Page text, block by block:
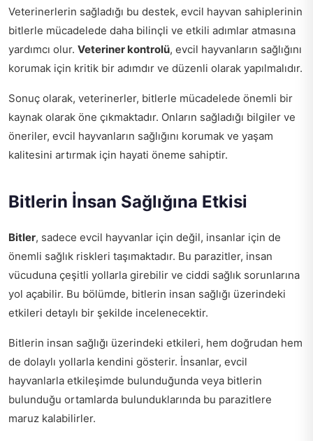
Veterinerlerin sağladığı bu destek, evcil hayvan sahiplerinin
bitlerle mücadelede daha bilinçli ve etkili adımlar atmasına
yardımcı olur. Veteriner kontrolü, evcil hayvanların sağlığını
korumak için kritik bir adımdır ve düzenli olarak yapılmalıdır.
Sonuç olarak, veterinerler, bitlerle mücadelede önemli bir
kaynak olarak öne çıkmaktadır. Onların sağladığı bilgiler ve
öneriler, evcil hayvanların sağlığını korumak ve yaşam
kalitesini artırmak için hayati öneme sahiptir.
Bitlerin İnsan Sağlığına Etkisi
Bitler, sadece evcil hayvanlar için değil, insanlar için de
önemli sağlık riskleri taşımaktadır. Bu parazitler, insan
vücuduna çeşitli yollarla girebilir ve ciddi sağlık sorunlarına
yol açabilir. Bu bölümde, bitlerin insan sağlığı üzerindeki
etkileri detaylı bir şekilde incelenecektir.
Bitlerin insan sağlığı üzerindeki etkileri, hem doğrudan hem
de dolaylı yollarla kendini gösterir. İnsanlar, evcil
hayvanlarla etkileşimde bulunduğunda veya bitlerin
bulunduğu ortamlarda bulunduklarında bu parazitlere
maruz kalabilirler.